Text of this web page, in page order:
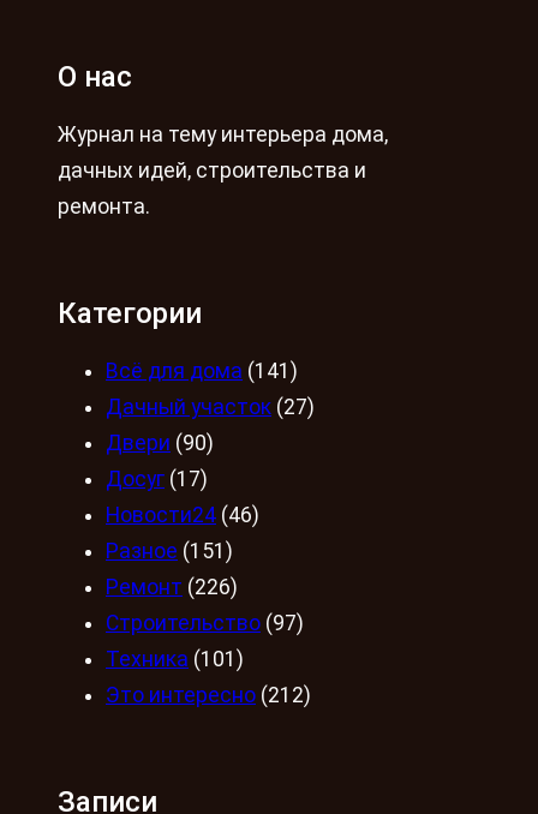
О нас
Журнал на тему интерьера дома,
дачных идей, строительства и
ремонта.
Категории
Всё для дома (141)
Дачный участок (27)
Двери (90)
Досуг (17)
Новости24 (46)
Разное (151)
Ремонт (226)
Строительство (97)
Техника (101)
Это интересно (212)
Записи